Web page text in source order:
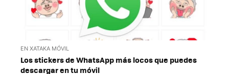
EN XATAKA MÓVIL
Los stickers de WhatsApp más locos que puedes
descargar en tu móvil